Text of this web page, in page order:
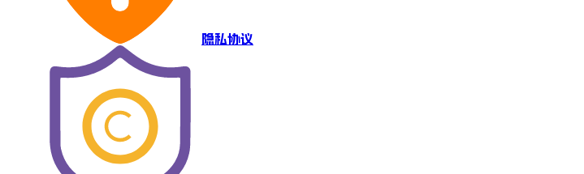
隐私协议